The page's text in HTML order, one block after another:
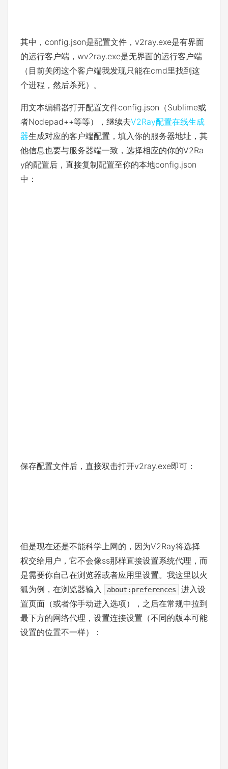
其中，config.json是配置文件，v2ray.exe是有界面
的运行客户端，wv2ray.exe是无界面的运行客户端
（目前关闭这个客户端我发现只能在cmd里找到这
个进程，然后杀死）。
用文本编辑器打开配置文件config.json（Sublime或
者Nodepad++等等），继续去V2Ray配置在线生成
器生成对应的客户端配置，填入你的服务器地址，其
他信息也要与服务器端一致，选择相应的你的V2Ra
y的配置后，直接复制配置至你的本地config.json
中：
保存配置文件后，直接双击打开v2ray.exe即可：
但是现在还是不能科学上网的，因为V2Ray将选择
权交给用户，它不会像ss那样直接设置系统代理，而
是需要你自己在浏览器或者应用里设置。我这里以火
狐为例，在浏览器输入
about:preferences
进入设
置页面（或者你手动进入选项），之后在常规中拉到
最下方的网络代理，设置连接设置（不同的版本可能
设置的位置不一样）：